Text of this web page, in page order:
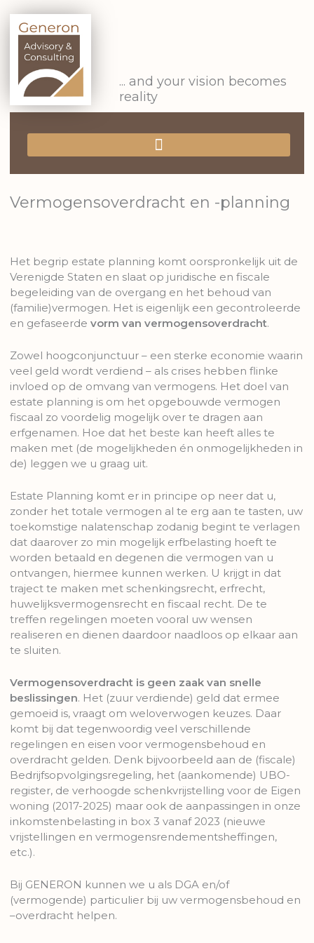
naar
inhoud
... and your vision becomes
reality
Vermogensoverdracht en -planning
Het begrip estate planning komt oorspronkelijk uit de
Verenigde Staten en slaat op juridische en fiscale
begeleiding van de overgang en het behoud van
(familie)vermogen. Het is eigenlijk een gecontroleerde
en gefaseerde vorm van vermogensoverdracht.
Zowel hoogconjunctuur – een sterke economie waarin
veel geld wordt verdiend – als crises hebben flinke
invloed op de omvang van vermogens. Het doel van
estate planning is om het opgebouwde vermogen
fiscaal zo voordelig mogelijk over te dragen aan
erfgenamen. Hoe dat het beste kan heeft alles te
maken met (de mogelijkheden én onmogelijkheden in
de) leggen we u graag uit.
Estate Planning komt er in principe op neer dat u,
zonder het totale vermogen al te erg aan te tasten, uw
toekomstige nalatenschap zodanig begint te verlagen
dat daarover zo min mogelijk erfbelasting hoeft te
worden betaald en degenen die vermogen van u
ontvangen, hiermee kunnen werken. U krijgt in dat
traject te maken met schenkingsrecht, erfrecht,
huwelijksvermogensrecht en fiscaal recht. De te
treffen regelingen moeten vooral uw wensen
realiseren en dienen daardoor naadloos op elkaar aan
te sluiten.
Vermogensoverdracht is geen zaak van snelle
beslissingen. Het (zuur verdiende) geld dat ermee
gemoeid is, vraagt om weloverwogen keuzes. Daar
komt bij dat tegenwoordig veel verschillende
regelingen en eisen voor vermogensbehoud en
overdracht gelden. Denk bijvoorbeeld aan de (fiscale)
Bedrijfsopvolgingsregeling, het (aankomende) UBO-
register, de verhoogde schenkvrijstelling voor de Eigen
woning (2017-2025) maar ook de aanpassingen in onze
inkomstenbelasting in box 3 vanaf 2023 (nieuwe
vrijstellingen en vermogensrendementsheffingen,
etc.).
Bij GENERON kunnen we u als DGA en/of
(vermogende) particulier bij uw vermogensbehoud en
–overdracht helpen.